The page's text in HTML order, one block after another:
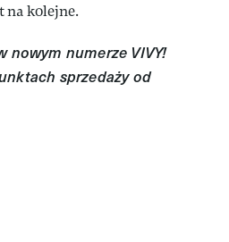
na kolejne.
nowym numerze VIVY!
sprzedaży od